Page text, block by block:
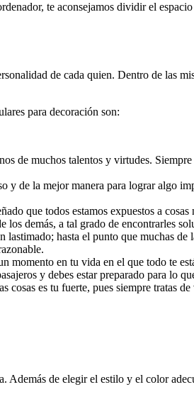
te aconsejamos dividir el
de cada quien. Dentro de las
para decoración son:
de muchos talentos y virtudes.
y de la mejor manera para lograr algo
que todos estamos expuestos a
los demás, a tal grado de encontrarles
lastimado; hasta el punto que muchas
momento en tu vida en el que todo te
y debes estar preparado para lo
es tu fuerte, pues siempre tratas
de elegir el estilo y el color